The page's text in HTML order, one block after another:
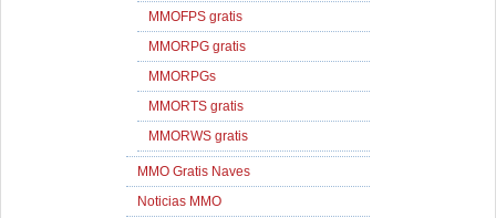
MMOFPS gratis
MMORPG gratis
MMORPGs
MMORTS gratis
MMORWS gratis
MMO Gratis Naves
Noticias MMO